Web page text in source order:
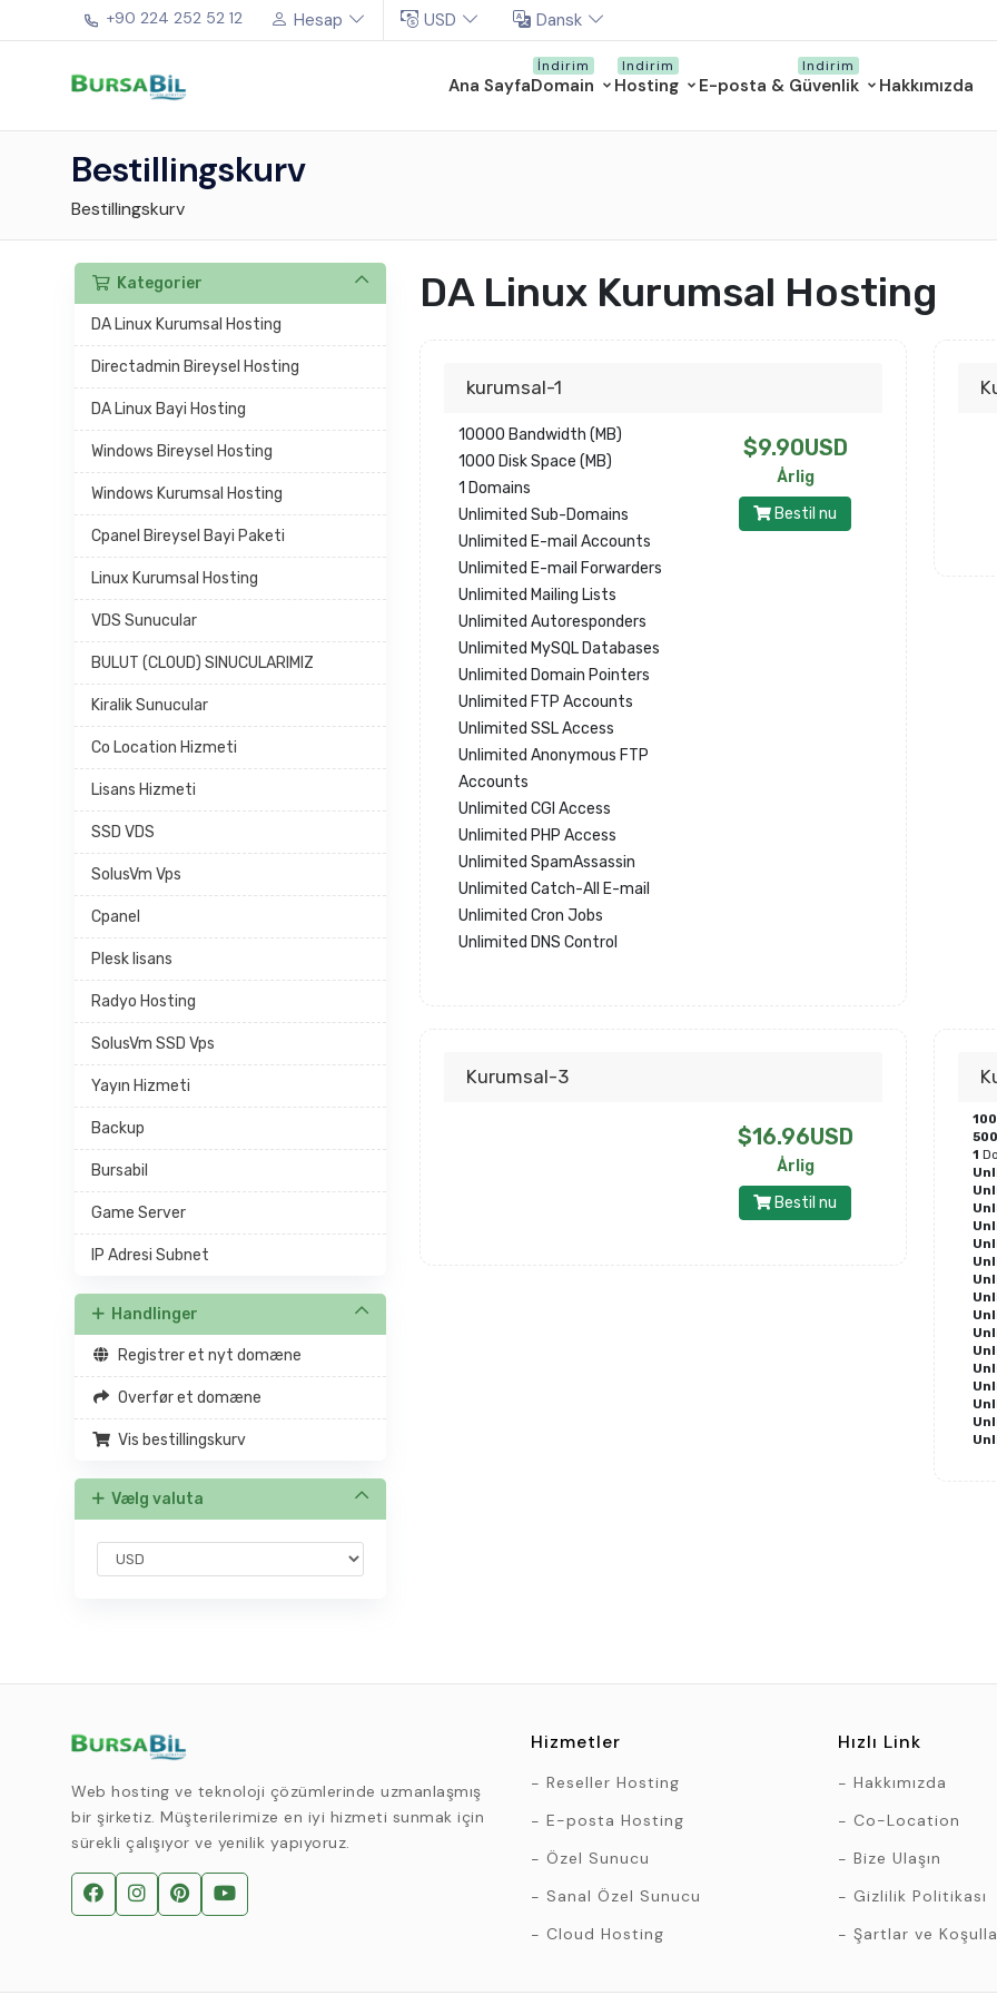
+90 224 252 52 12 Hesap USD Dansk
Ana SayfaDomain Hosting E-posta & Güvenlik Hakkımızda
Bestillingskurv
Bestillingskurv
Kategorier
DA Linux Kurumsal Hosting
Directadmin Bireysel Hosting
DA Linux Bayi Hosting
Windows Bireysel Hosting
Windows Kurumsal Hosting
Cpanel Bireysel Bayi Paketi
Linux Kurumsal Hosting
VDS Sunucular
BULUT (CLOUD) SINUCULARIMIZ
Kiralik Sunucular
Co Location Hizmeti
Lisans Hizmeti
SSD VDS
SolusVm Vps
Cpanel
Plesk lisans
Radyo Hosting
SolusVm SSD Vps
Yayın Hizmeti
Backup
Bursabil
Game Server
IP Adresi Subnet
Handlinger
Registrer et nyt domæne
Overfør et domæne
Vis bestillingskurv
Vælg valuta
DA Linux Kurumsal Hosting
kurumsal-1
10000 Bandwidth (MB)
1000 Disk Space (MB)
1 Domains
Unlimited Sub-Domains
Unlimited E-mail Accounts
Unlimited E-mail Forwarders
Unlimited Mailing Lists
Unlimited Autoresponders
Unlimited MySQL Databases
Unlimited Domain Pointers
Unlimited FTP Accounts
Unlimited SSL Access
Unlimited Anonymous FTP
Accounts
Unlimited CGI Access
Unlimited PHP Access
Unlimited SpamAssassin
Unlimited Catch-All E-mail
Unlimited Cron Jobs
Unlimited DNS Control
$9.90USD
Årlig
Bestil nu
Kurumsal-3
$16.96USD
Årlig
Bestil nu
1
Web hosting ve teknoloji çözümlerinde uzmanlaşmış
bir şirketiz. Müşterilerimize en iyi hizmeti sunmak için
sürekli çalışıyor ve yenilik yapıyoruz.
Hizmetler
Reseller Hosting
E-posta Hosting
Özel Sunucu
Sanal Özel Sunucu
Cloud Hosting
Hızlı Link
Hakkımızda
Co-Location
Bize Ulaşın
Gizlilik Politikası
Şartlar ve